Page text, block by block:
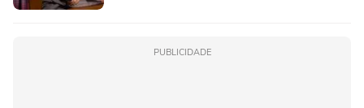
PUBLICIDADE